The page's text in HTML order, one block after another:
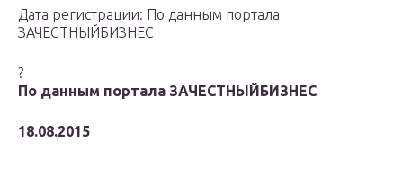
Дата регистрации: По данным портала
ЗАЧЕСТНЫЙБИЗНЕС
?
По данным портала ЗАЧЕСТНЫЙБИЗНЕС
18.08.2015